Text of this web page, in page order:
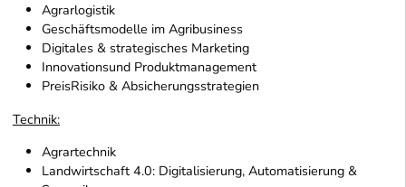
Agrarlogistik
Geschäftsmodelle im Agribusiness
Digitales & strategisches Marketing
Innovations­und Produktmanagement
Preis­Risiko & Absicherungsstrategien
Technik:
Agrartechnik
Landwirtschaft 4.0: Digitalisierung, Automatisierung &